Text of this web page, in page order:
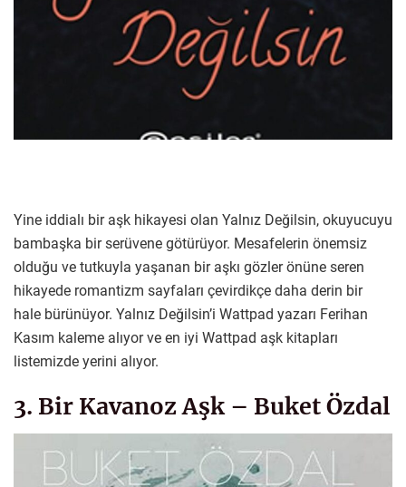
Yine iddialı bir aşk hikayesi olan Yalnız Değilsin, okuyucuyu
bambaşka bir serüvene götürüyor. Mesafelerin önemsiz
olduğu ve tutkuyla yaşanan bir aşkı gözler önüne seren
hikayede romantizm sayfaları çevirdikçe daha derin bir
hale bürünüyor. Yalnız Değilsin’i Wattpad yazarı Ferihan
Kasım kaleme alıyor ve en iyi Wattpad aşk kitapları
listemizde yerini alıyor.
3. Bir Kavanoz Aşk – Buket Özdal